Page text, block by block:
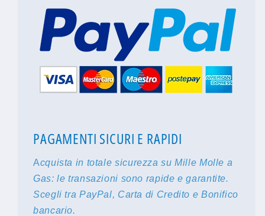
PAGAMENTI SICURI E RAPIDI
Acquista in totale sicurezza su Mille Molle a
Gas: le transazioni sono rapide e garantite.
Scegli tra PayPal, Carta di Credito e Bonifico
bancario.